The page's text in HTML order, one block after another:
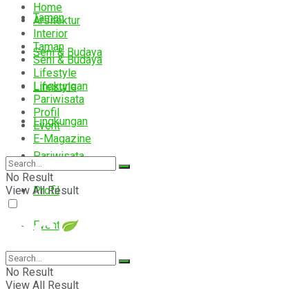
Taman
Seni & Budaya
Lifestyle
Lingkungan
Pariwisata
Profil
Event
E-Magazine
Home
Arsitektur
Interior
Taman
Seni & Budaya
Lifestyle
Lingkungan
Pariwisata
Profil
Event
E-Magazine
No Result
View All Result
No Result
View All Result